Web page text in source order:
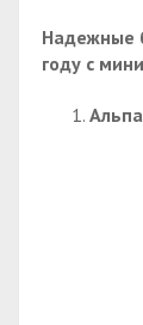
Надежные
году с